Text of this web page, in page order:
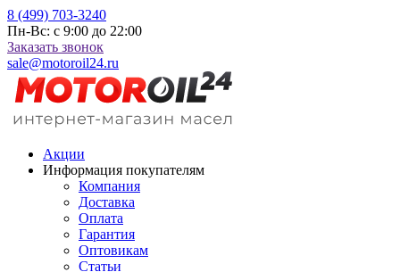
8 (499) 703-3240
Пн-Вс: с 9:00 до 22:00
Заказать звонок
sale@motoroil24.ru
Акции
Информация покупателям
Компания
Доставка
Оплата
Гарантия
Оптовикам
Статьи